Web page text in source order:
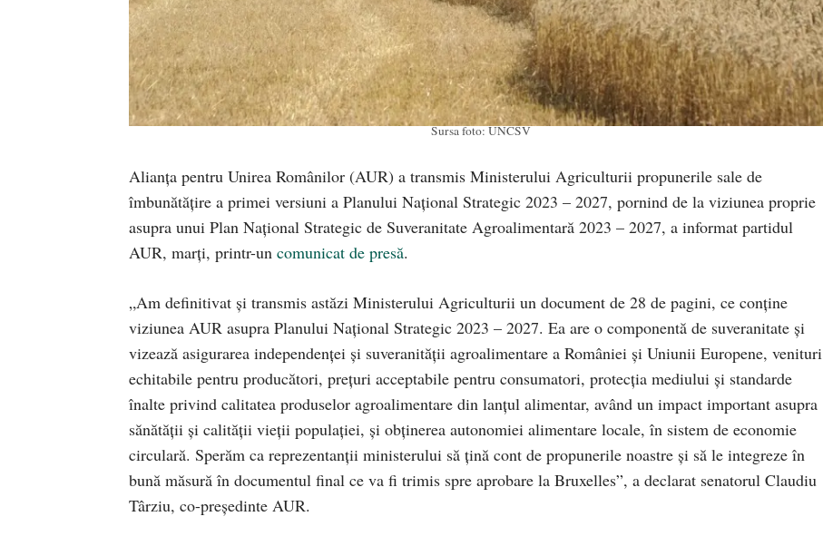
Sursa foto: UNCSV
Alianța pentru Unirea Românilor (AUR) a transmis Ministerului Agriculturii propunerile sale de
îmbunătățire a primei versiuni a Planului Național Strategic 2023 – 2027, pornind de la viziunea proprie
asupra unui Plan Național Strategic de Suveranitate Agroalimentară 2023 – 2027, a informat partidul
AUR, marți, printr-un comunicat de presă.
„Am definitivat și transmis astăzi Ministerului Agriculturii un document de 28 de pagini, ce conține
viziunea AUR asupra Planului Național Strategic 2023 – 2027. Ea are o componentă de suveranitate și
vizează asigurarea independenței și suveranității agroalimentare a României și Uniunii Europene, venituri
echitabile pentru producători, prețuri acceptabile pentru consumatori, protecția mediului și standarde
înalte privind calitatea produselor agroalimentare din lanțul alimentar, având un impact important asupra
sănătății și calității vieții populației, și obținerea autonomiei alimentare locale, în sistem de economie
circulară. Sperăm ca reprezentanții ministerului să țină cont de propunerile noastre și să le integreze în
bună măsură în documentul final ce va fi trimis spre aprobare la Bruxelles”, a declarat senatorul Claudiu
Târziu, co-președinte AUR.